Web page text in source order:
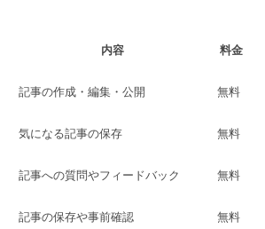
内容 料金
記事の作成・編集・公開 無料
気になる記事の保存 無料
記事への質問やフィードバック 無料
記事の保存や事前確認 無料